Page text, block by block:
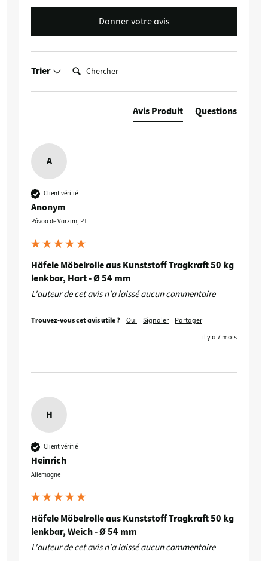
Donner votre avis
Trier Chercher:
Avis Produit Questions
A
Client vérifié
Anonym
Póvoa de Varzim, PT
Häfele Möbelrolle aus Kunststoff Tragkraft 50 kg
lenkbar, Hart - Ø 54 mm
L'auteur de cet avis n'a laissé aucun commentaire
Trouvez-vous cet avis utile ? Oui Signaler
Partager
il y a 7 mois
H
Client vérifié
Heinrich
Allemagne
Häfele Möbelrolle aus Kunststoff Tragkraft 50 kg
lenkbar, Weich - Ø 54 mm
L'auteur de cet avis n'a laissé aucun commentaire